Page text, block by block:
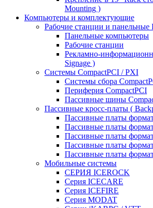
Mounting )
Компьютеры и комплектующие
Рабочие станции и панельные
Панельные компьютеры
Рабочие станции
Рекламно-
Signage )
Системы CompactPCI / PXI
Системы сбора
Периферия CompactPCI
Пассивные шины
Пассивные кросс-платы (
Пассивные платы
Пассивные платы
Пассивные платы
Пассивные платы
Пассивные платы
Мобильные системы
СЕРИЯ ICEROCK
Серия ICECARE
Серия ICEFIRE
Серия MODAT